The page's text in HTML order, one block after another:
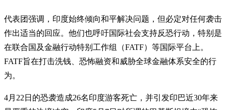
代表团强调，印度始终倾向和平解决问题，但必定对任何袭击
作出适当的回应。他们也呼吁国际社会支持反恐行动，特别是
在联合国及金融行动特别工作组（FATF）等国际平台上。
FATF旨在打击洗钱、恐怖融资和威胁全球金融体系安全的行
为。
4月22日的恐袭造成26名印度游客死亡，并引发印巴近30年来